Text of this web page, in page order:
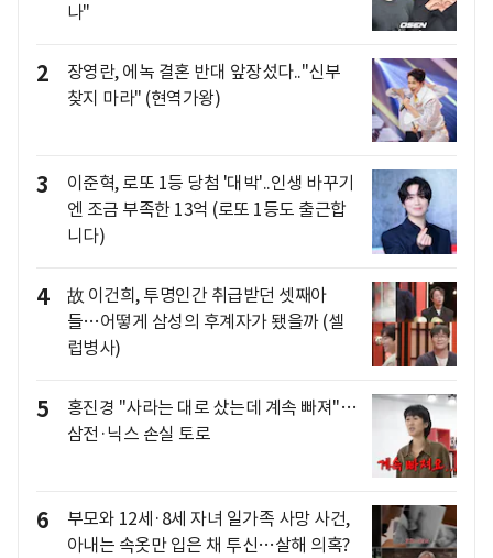
나"
2
장영란, 에녹 결혼 반대 앞장섰다.."신부
찾지 마라" (현역가왕)
3
이준혁, 로또 1등 당첨 '대박'..인생 바꾸기
엔 조금 부족한 13억 (로또 1등도 출근합
니다)
4
故 이건희, 투명인간 취급받던 셋째아
들…어떻게 삼성의 후계자가 됐을까 (셀
럽병사)
5
홍진경 "사라는 대로 샀는데 계속 빠져"…
삼전·닉스 손실 토로
6
부모와 12세·8세 자녀 일가족 사망 사건,
아내는 속옷만 입은 채 투신…살해 의혹?